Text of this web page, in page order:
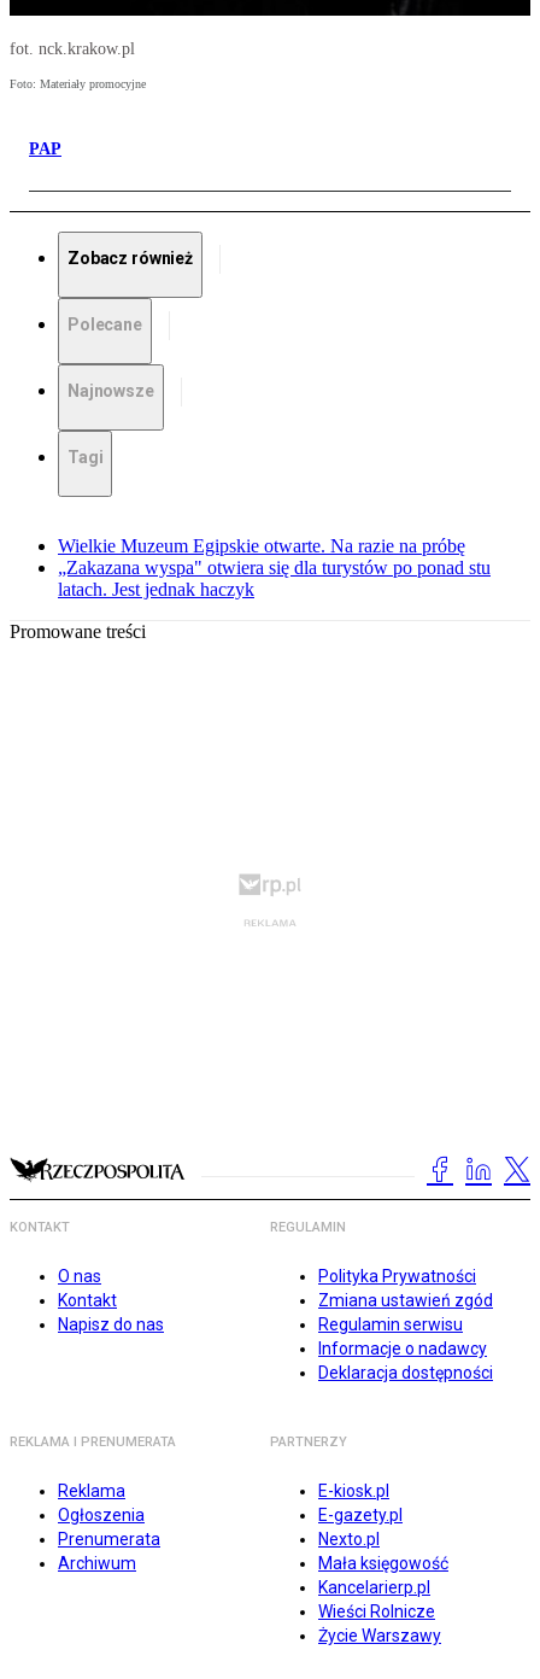
fot. nck.krakow.pl
Foto: Materiały promocyjne
PAP
Zobacz również
Polecane
Najnowsze
Tagi
Wielkie Muzeum Egipskie otwarte. Na razie na próbę
„Zakazana wyspa" otwiera się dla turystów po ponad stu
latach. Jest jednak haczyk
Promowane treści
KONTAKT
O nas
Kontakt
Napisz do nas
REGULAMIN
Polityka Prywatności
Zmiana ustawień zgód
Regulamin serwisu
Informacje o nadawcy
Deklaracja dostępności
REKLAMA I PRENUMERATA
Reklama
Ogłoszenia
Prenumerata
Archiwum
PARTNERZY
E-kiosk.pl
E-gazety.pl
Nexto.pl
Mała księgowość
Kancelarierp.pl
Wieści Rolnicze
Życie Warszawy